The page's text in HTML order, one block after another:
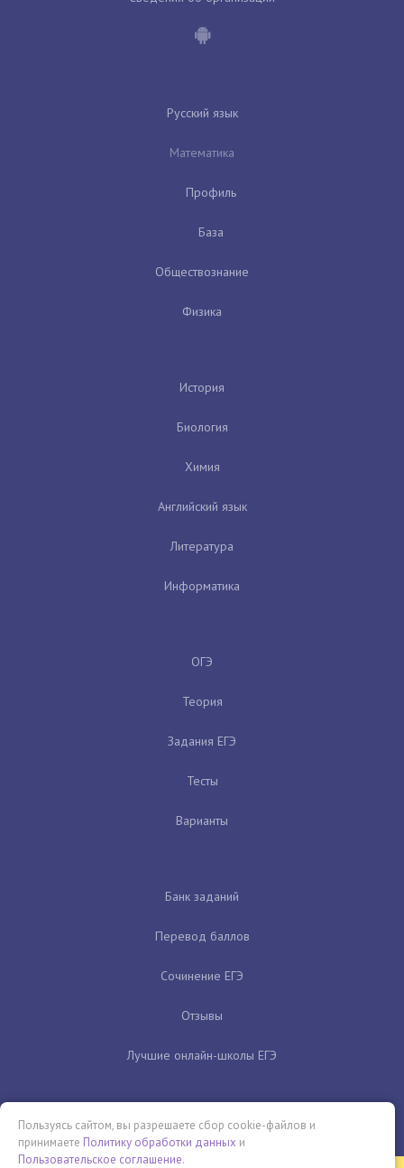
Русский язык
Математика
Профиль
База
Обществознание
Физика
История
Биология
Химия
Английский язык
Литература
Информатика
ОГЭ
Теория
Задания ЕГЭ
Тесты
Варианты
Банк заданий
Перевод баллов
Сочинение ЕГЭ
Отзывы
Лучшие онлайн-школы ЕГЭ
Пользуясь сайтом, вы разрешаете сбор cookie-файлов и
принимаете Политику обработки данных и
Пользовательское соглашение.